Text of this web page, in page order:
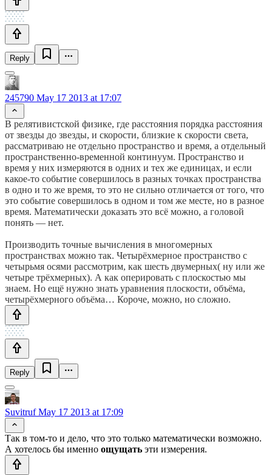
Reply
245790 May 17 2013 at 17:07
В релятивистской физике, где расстояния порядка расстояния
от звезды до звезды, и скорости, близкие к скорости света,
рассматриваю не отдельно пространство и время, а отдельный
пространственно-временной континуум. Пространство и
время у них измеряются в одних и тех же единицах, и если
какое-то событие совершилось в разных точках пространства
в одно и то же время, то это не сильно отличается от того, что
это событие совершилось в одном и том же месте, но в разное
время. Математически доказать это всё можно, а головой
понять — нет.
Производить точные вычисления в многомерных
пространствах можно так. Четырёхмерное пространство с
четырьмя осями рассмотрим, как шесть двумерных( ну или же
четыре трёхмерных). А как оперировать с плоскостью мы
знаем. Но ещё нужно знать уравнения плоскости, объёма,
четырёхмерного объёма… Короче, можно, но сложно.
Reply
SuvitrufMay 17 2013 at 17:09
Так в том-то и дело, что это только математически возможно.
А хотелось бы именно ощущать эти измерения.